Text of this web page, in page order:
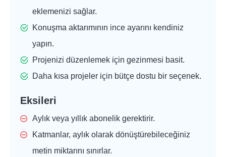
eklemenizi sağlar.
Konuşma aktarımının ince ayarını kendiniz
yapın.
Projenizi düzenlemek için gezinmesi basit.
Daha kısa projeler için bütçe dostu bir seçenek.
Eksileri
Aylık veya yıllık abonelik gerektirir.
Katmanlar, aylık olarak dönüştürebileceğiniz
metin miktarını sınırlar.